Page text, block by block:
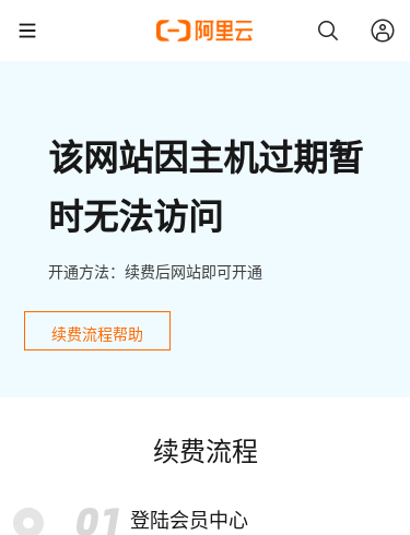
该网站因主机过期暂
时无法访问
开通方法：续费后网站即可开通
续费流程帮助
续费流程
登陆会员中心